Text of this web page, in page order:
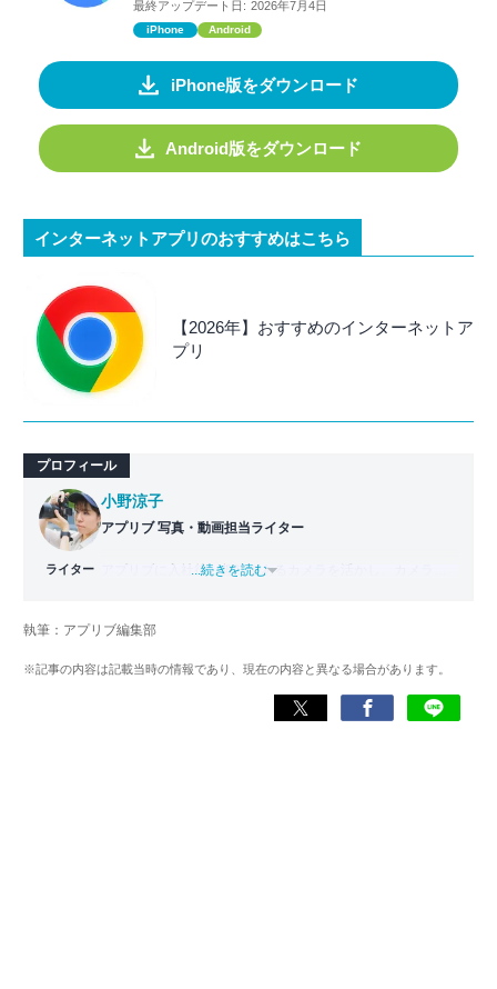
最終アップデート日: 2026年7月4日
iPhone Android
iPhone版をダウンロード
Android版をダウンロード
インターネットアプリのおすすめはこちら
【2026年】おすすめのインターネットア
プリ
プロフィール
ライター
小野涼子
アプリブ 写真・動画担当ライター
アプリブに入社後、趣味であるカメラを活かし、カメラや
「誰でも本格的にアプリを使いこなせるようになるコンテ
...続きを読む
執筆：アプリブ編集部
※記事の内容は記載当時の情報であり、現在の内容と異なる場合があります。